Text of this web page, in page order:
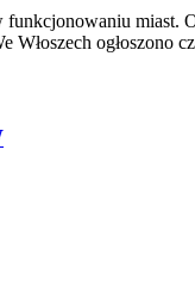
funkcjonowaniu miast.
Włoszech ogłoszono